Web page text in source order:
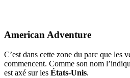
American Adventure
C’est dans cette zone du parc que les
commencent. Comme son nom
est axé sur les États-Unis.